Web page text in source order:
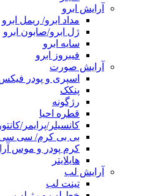
آرایش ابرو
مداد ابرو/ ریمل ابرو
ژل ابرو/صابون ابرو
سایه ابرو
فیبروز ابرو
آرایش صورت
اسپری و پودر
پنکک
رژگونه
قطره احیا
کانسیلر/پرایمر/کانتور
بی بی کرم/ سی
کرم پودر و موس
هایلایتر
آرایش لب
تینت لب